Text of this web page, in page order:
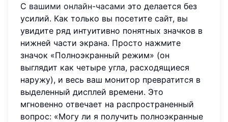
С вашими онлайн-часами это делается без
усилий. Как только вы посетите сайт, вы
увидите ряд интуитивно понятных значков в
нижней части экрана. Просто нажмите
значок «Полноэкранный режим» (он
выглядит как четыре угла, расходящиеся
наружу), и весь ваш монитор превратится в
выделенный дисплей времени. Это
мгновенно отвечает на распространенный
вопрос: «Могу ли я получить полноэкранные